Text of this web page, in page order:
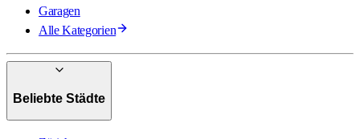
Garagen
Alle Kategorien
Beliebte Städte